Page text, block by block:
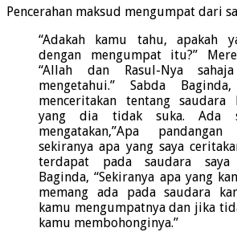
Pencerahan maksud mengumpat dari
“Adakah kamu tahu, apakah
dengan mengumpat itu?”
“Allah dan Rasul-Nya
mengetahui.” Sabda
menceritakan tentang saudara
yang dia tidak suka. Ada
mengatakan,”Apa
sekiranya apa yang saya
terdapat pada saudara saya
Baginda, “Sekiranya apa yang
memang ada pada saudara
kamu mengumpatnya dan jika
kamu membohonginya.”